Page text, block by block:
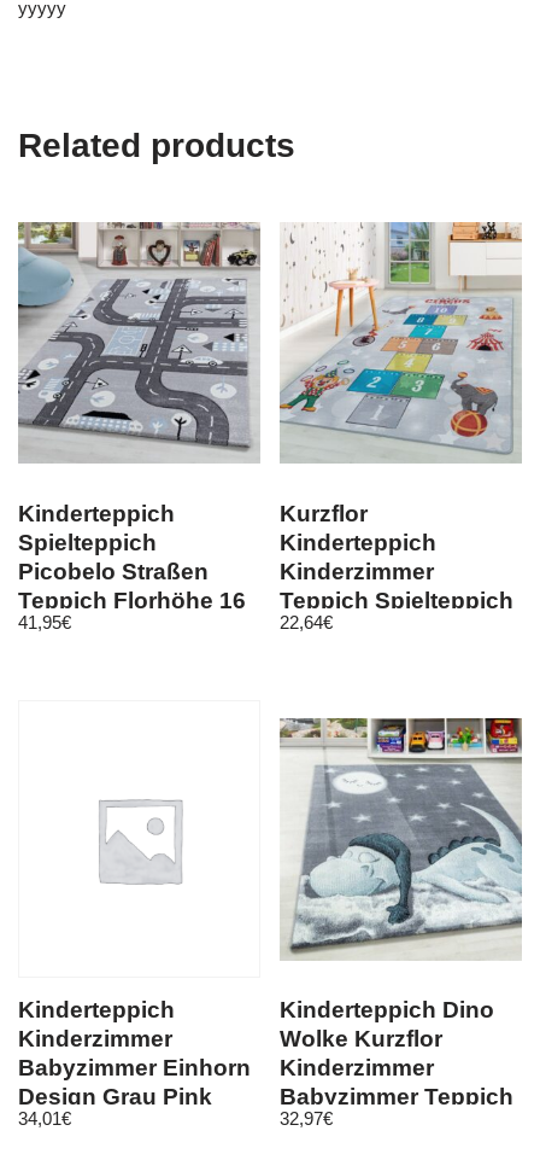
yyyyy
Related products
Kinderteppich
Spielteppich
Picobelo Straßen
Teppich Florhöhe 16
mm Grau
41,95€
Kurzflor
Kinderteppich
Kinderzimmer
Teppich Spielteppich
Zirkus Clown Löwe
22,64€
Kinderteppich
Kinderzimmer
Babyzimmer Einhorn
Design Grau Pink
Weiß Oeko Tex
34,01€
Kinderteppich Dino
Wolke Kurzflor
Kinderzimmer
Babyzimmer Teppich
Soft Grau Blau
32,97€